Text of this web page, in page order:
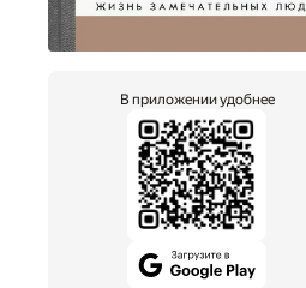
В приложении удобнее